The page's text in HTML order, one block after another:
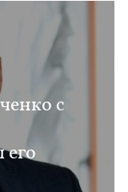
с
его